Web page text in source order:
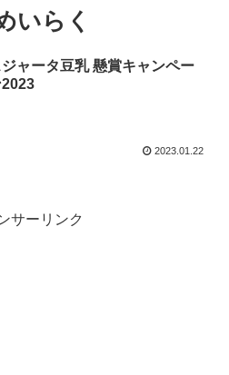
いらく
ジャータ豆乳 懸賞キャンペー
2023
2023.01.22
サーリンク